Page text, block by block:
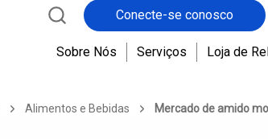
Conecte-se conosco
Sobre Nós Serviços Loja de
Alimentos e Bebidas Mercado de amido